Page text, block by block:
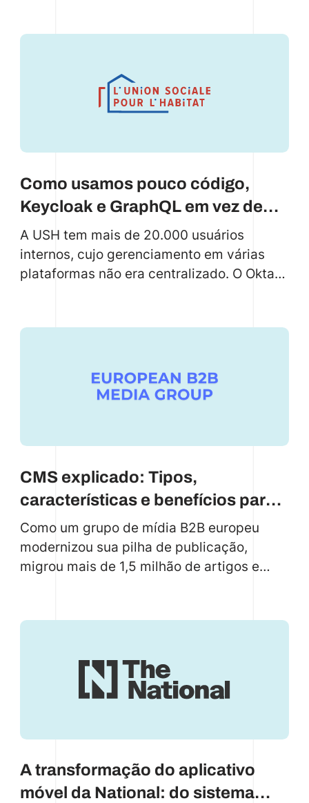
Como usamos pouco código,
Keycloak e GraphQL em vez de
Okta
A USH tem mais de 20.000 usuários
internos, cujo gerenciamento em várias
plataformas não era centralizado. O Okta
Keycloak e GraphQL para gerenciar 20.000
CMS explicado: Tipos,
características e benefícios para
2026
Como um grupo de mídia B2B europeu
modernizou sua pilha de publicação,
migrou mais de 1,5 milhão de artigos e
A transformação do aplicativo
móvel da National: do sistema